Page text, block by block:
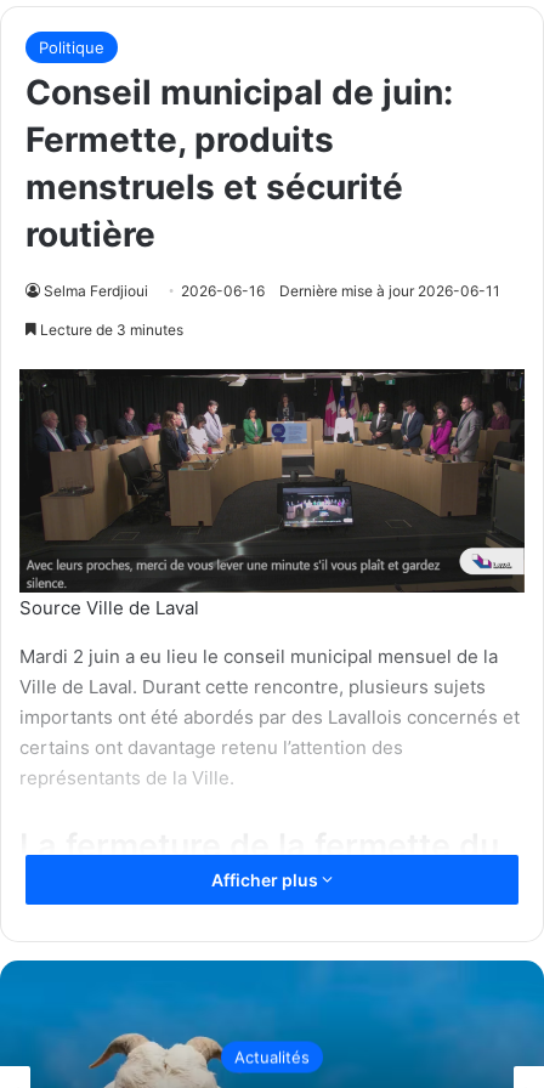
Politique
Conseil municipal de juin:
Fermette, produits
menstruels et sécurité
routière
Selma Ferdjioui 2026-06-16 Dernière mise à jour 2026-06-11
Lecture de 3 minutes
Source Ville de Laval
Mardi 2 juin a eu lieu le conseil municipal mensuel de la
Ville de Laval. Durant cette rencontre, plusieurs sujets
importants ont été abordés par des Lavallois concernés et
certains ont davantage retenu l’attention des
représentants de la Ville.
La fermeture de la fermette du
Centre de la nature continue de
faire réagir
population.Celle-ci a fermé ses portes le 6 mars dernier
et sera remplacée par la ferme mobile PACE
Afficher plus
Actualités